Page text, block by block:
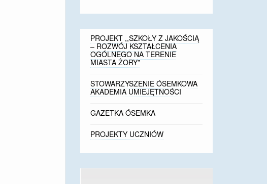
PROJEKT ,,SZKOŁY Z JAKOŚCIĄ
– ROZWÓJ KSZTAŁCENIA
OGÓLNEGO NA TERENIE
MIASTA ŻORY”
STOWARZYSZENIE ÓSEMKOWA
AKADEMIA UMIEJĘTNOŚCI
GAZETKA ÓSEMKA
PROJEKTY UCZNIÓW